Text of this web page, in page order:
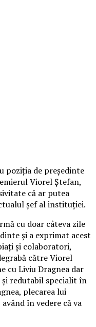
poziţia de preşedinte
Viorel Ștefan,
că ar putea
şef al instituţiei.
cu doar câteva zile
şi a exprimat acest
şi colaboratori,
către Viorel
cu Liviu Dragnea dar
redutabil specialit în
plecarea lui
în vedere că va